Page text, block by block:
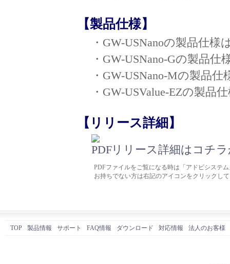
【製品仕様】
・GW-USNanoの製品仕様
・GW-USNano-Gの製品仕
・GW-USNano-Mの製品仕
・GW-USValue-EZの製品
【リリース詳細】
リリース詳細はコチラ
PDFファイルをご覧になる時は「アドビシステ
お持ちでない方は右記のアイコンをクリックし
TOP 製品情報 サポート FAQ情報 ダウンロード 対応情報 法人のお客様